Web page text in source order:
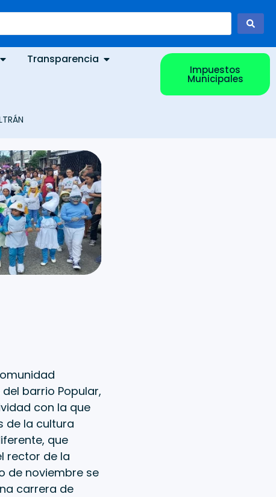
Transparencia
Impuestos
Municipales
barrio Popular,
con la que
de la cultura
que
rector de la
de noviembre se
carrera de